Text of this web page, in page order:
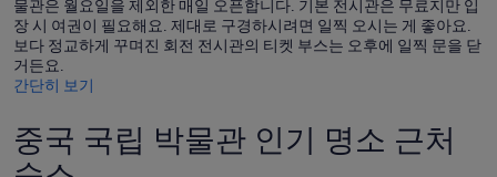
물관은 월요일을 제외한 매일 오픈합니다. 기본 전시관은 무료지만 입
장 시 여권이 필요해요. 제대로 구경하시려면 일찍 오시는 게 좋아요.
보다 정교하게 꾸며진 회전 전시관의 티켓 부스는 오후에 일찍 문을 닫
거든요.
간단히 보기
중국 국립 박물관 인기 명소 근처